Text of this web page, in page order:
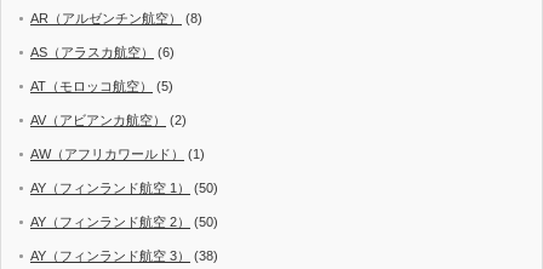
AR（アルゼンチン航空） (8)
AS（アラスカ航空） (6)
AT（モロッコ航空） (5)
AV（アビアンカ航空） (2)
AW（アフリカワールド） (1)
AY（フィンランド航空 1） (50)
AY（フィンランド航空 2） (50)
AY（フィンランド航空 3） (38)